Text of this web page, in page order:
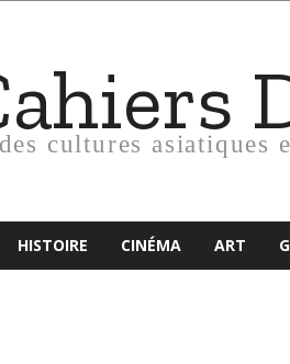
cultures asiatiques
HISTOIRE CINÉMA ART